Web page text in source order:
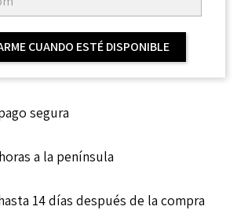
CUANDO ESTÉ DISPONIBLE
segura
a la península
14 días después de la compra